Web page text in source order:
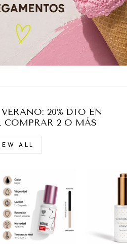
20% DTO EN
COMPRAR 2 O MÁS
ALL